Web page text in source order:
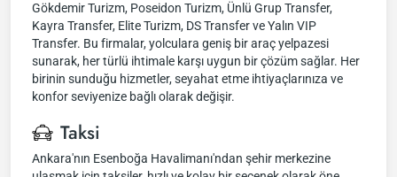
Gökdemir Turizm, Poseidon Turizm, Ünlü Grup Transfer,
Kayra Transfer, Elite Turizm, DS Transfer ve Yalın VIP
Transfer. Bu firmalar, yolculara geniş bir araç yelpazesi
sunarak, her türlü ihtimale karşı uygun bir çözüm sağlar. Her
birinin sunduğu hizmetler, seyahat etme ihtiyaçlarınıza ve
konfor seviyenize bağlı olarak değişir.
Taksi
Ankara'nın Esenboğa Havalimanı'ndan şehir merkezine